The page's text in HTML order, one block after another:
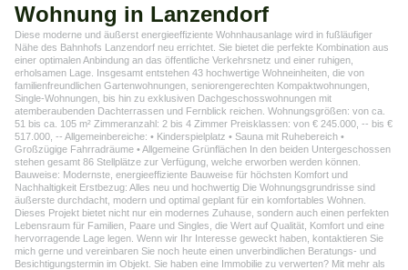
Wohnung in Lanzendorf
Diese moderne und äußerst energieeffiziente Wohnhausanlage wird in fußläufiger
Nähe des Bahnhofs Lanzendorf neu errichtet. Sie bietet die perfekte Kombination aus
einer optimalen Anbindung an das öffentliche Verkehrsnetz und einer ruhigen,
erholsamen Lage. Insgesamt entstehen 43 hochwertige Wohneinheiten, die von
familienfreundlichen Gartenwohnungen, seniorengerechten Kompaktwohnungen,
Single-Wohnungen, bis hin zu exklusiven Dachgeschosswohnungen mit
atemberaubenden Dachterrassen und Fernblick reichen. Wohnungsgrößen: von ca.
51 bis ca. 105 m² Zimmeranzahl: 2 bis 4 Zimmer Preisklassen: von € 245.000, -- bis €
517.000, -- Allgemeinbereiche: • Kinderspielplatz • Sauna mit Ruhebereich •
Großzügige Fahrradräume • Allgemeine Grünflächen In den beiden Untergeschossen
stehen gesamt 86 Stellplätze zur Verfügung, welche erworben werden können.
Bauweise: Modernste, energieeffiziente Bauweise für höchsten Komfort und
Nachhaltigkeit Erstbezug: Alles neu und hochwertig Die Wohnungsgrundrisse sind
äußerste durchdacht, modern und optimal geplant für ein komfortables Wohnen.
Dieses Projekt bietet nicht nur ein modernes Zuhause, sondern auch einen perfekten
Lebensraum für Familien, Paare und Singles, die Wert auf Qualität, Komfort und eine
hervorragende Lage legen. Wenn wir Ihr Interesse geweckt haben, kontaktieren Sie
mich gerne und vereinbaren Sie noch heute einen unverbindlichen Beratungs- und
Besichtigungstermin im Objekt. Sie haben eine Immobilie zu verwerten? Mit mehr als